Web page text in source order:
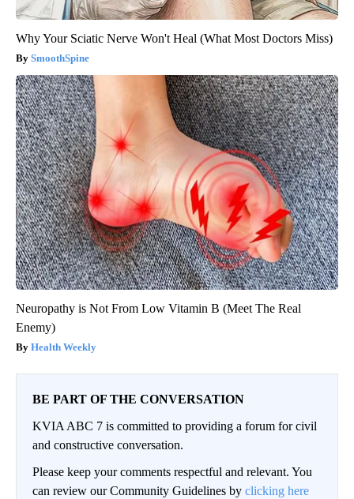
Why Your Sciatic Nerve Won't Heal (What Most Doctors Miss)
SmoothSpine
Neuropathy is Not From Low Vitamin B (Meet The Real
Enemy)
Health Weekly
BE PART OF THE CONVERSATION
KVIA ABC 7 is committed to providing a forum for civil
and constructive conversation.
Please keep your comments respectful and relevant. You
can review our Community Guidelines by clicking here